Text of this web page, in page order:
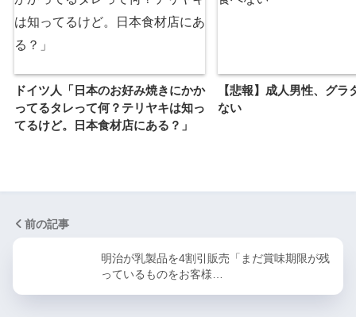
ドイツ人「日本のお好み焼きにかか
ってるタレって何？テリヤキは知っ
てるけど。日本食材店にある？」
【悲報】成人男性、グラ
ない
前の記事
明治が乳製品を4割引販売「まだ賞味期限が残
っているものをお客様…